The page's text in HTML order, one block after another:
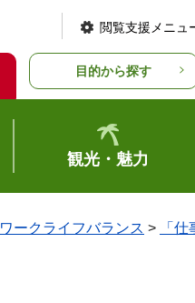
閲覧支援メニュ
目的から探す
観光・魅力
ワークライフバランス > 「